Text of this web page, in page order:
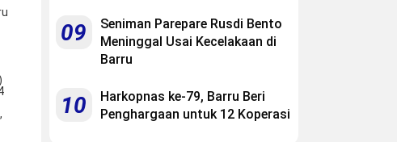
09
Seniman Parepare Rusdi Bento
Meninggal Usai Kecelakaan di
Barru
10
Harkopnas ke-79, Barru Beri
Penghargaan untuk 12 Koperasi